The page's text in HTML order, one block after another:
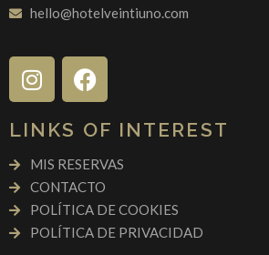
hello@hotelveintiuno.com
LINKS OF INTEREST
MIS RESERVAS
CONTACTO
POLÍTICA DE COOKIES
POLÍTICA DE PRIVACIDAD